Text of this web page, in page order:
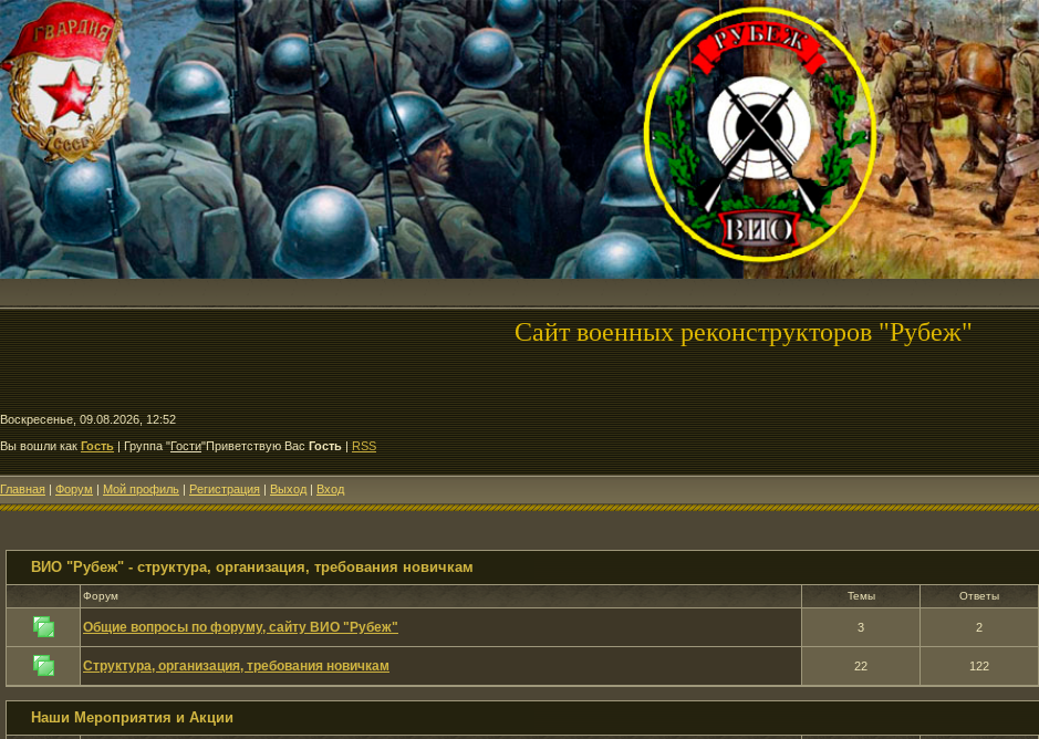
Сайт военных реконструкторов "Рубеж"
Воскресенье, 09.08.2026, 12:52
Вы вошли как Гость|Группа"Гости"Приветствую Вас Гость|RSS
Главная | Форум | Мой профиль | Регистрация | Выход | Вход
ВИО "Рубеж" - структура, организация, требования новичкам
Форум Темы Ответы
Общие вопросы по форуму, сайту ВИО "Рубеж" 3 2
Структура, организация, требования новичкам 22 122
Наши Мероприятия и Акции